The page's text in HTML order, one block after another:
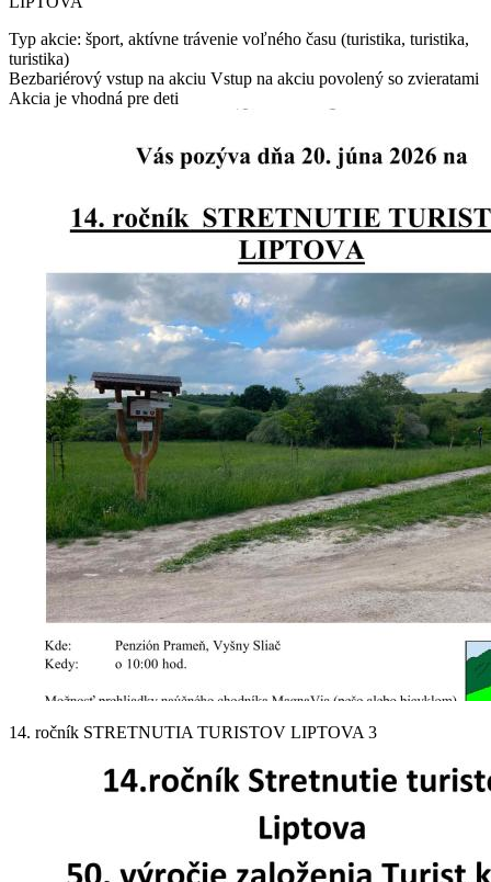
Typ akcie: šport, aktívne trávenie voľného času (turistika, turistika,
turistika)
Bezbariérový vstup na akciu Vstup na akciu povolený so zvieratami
Akcia je vhodná pre deti
14. ročník STRETNUTIA TURISTOV LIPTOVA 3